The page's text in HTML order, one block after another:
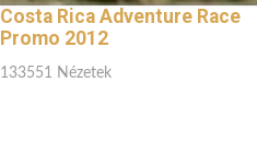
Costa Rica Adventure Race
Promo 2012
133551 Nézetek